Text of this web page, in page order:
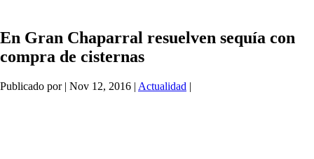
En Gran Chaparral resuelven sequía con
compra de cisternas
Publicado por | Nov 12, 2016 | Actualidad |